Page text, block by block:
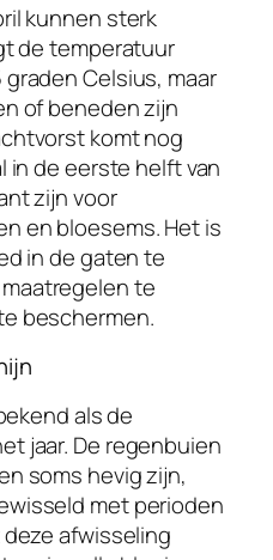
kunnen sterk
de temperatuur
Celsius, maar
of beneden zijn
komt nog
in de eerste helft van
zijn voor
en bloesems. Het is
in de gaten te
te
beschermen.
als de
jaar. De regenbuien
soms hevig zijn,
met perioden
afwisseling